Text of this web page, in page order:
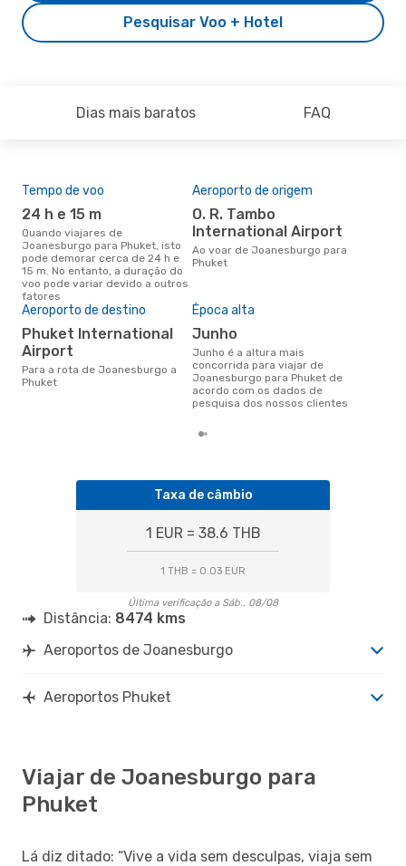
Pesquisar Voo + Hotel
Dias mais baratos FAQ
Tempo de voo
24 h e 15 m
Quando viajares de
Joanesburgo para Phuket, isto
pode demorar cerca de 24 h e
15 m. No entanto, a duração do
voo pode variar devido a outros
fatores
Aeroporto de origem
O. R. Tambo
International Airport
Ao voar de Joanesburgo para
Phuket
Aeroporto de destino
Phuket International
Airport
Para a rota de Joanesburgo a
Phuket
Época alta
junho
junho é a altura mais
concorrida para viajar de
Joanesburgo para Phuket de
acordo com os dados de
pesquisa dos nossos clientes
Taxa de câmbio
1 EUR = 38.6 THB
1 THB = 0.03 EUR
Última verificação a Sáb., 08/08
Distância: 8474 kms
Aeroportos de Joanesburgo
Aeroportos Phuket
Viajar de Joanesburgo para
Phuket
Lá diz ditado: “Vive a vida sem desculpas, viaja sem